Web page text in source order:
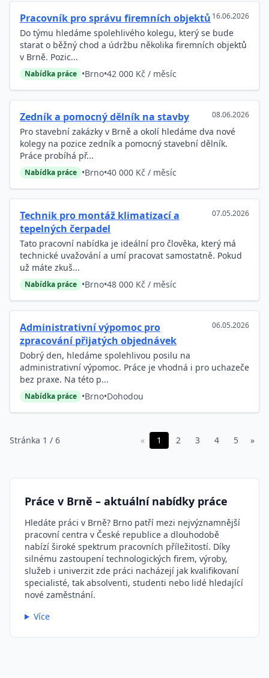
Pracovník pro správu firemních objektů 16.06.2026
Do týmu hledáme spolehlivého kolegu, který se bude
starat o běžný chod a údržbu několika firemních objektů
v Brně. Pozic...
Nabídka práce •Brno•42 000 Kč / měsíc
Zedník a pomocný dělník na stavby 08.06.2026
Pro stavební zakázky v Brně a okolí hledáme dva nové
kolegy na pozice zedník a pomocný stavební dělník.
Práce probíhá př...
Nabídka práce •Brno•40 000 Kč / měsíc
Technik pro montáž klimatizací a
tepelných čerpadel
07.05.2026
Tato pracovní nabídka je ideální pro člověka, který má
technické uvažování a umí pracovat samostatně. Pokud
už máte zkuš...
Nabídka práce •Brno•48 000 Kč / měsíc
Administrativní výpomoc pro
zpracování přijatých objednávek
06.05.2026
Dobrý den, hledáme spolehlivou posilu na
administrativní výpomoc. Práce je vhodná i pro uchazeče
bez praxe. Na této p...
Nabídka práce •Brno•Dohodou
Stránka 1 / 6 « 1 2 3 4 5 »
Práce v Brně – aktuální nabídky práce
Hledáte práci v Brně? Brno patří mezi nejvýznamnější
pracovní centra v České republice a dlouhodobě
nabízí široké spektrum pracovních příležitostí. Díky
silnému zastoupení technologických firem, výroby,
služeb i univerzit zde práci nacházejí jak kvalifikovaní
specialisté, tak absolventi, studenti nebo lidé hledající
nové zaměstnání.
Více